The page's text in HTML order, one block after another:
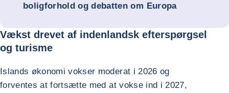
boligforhold og debatten om Europa
Vækst drevet af indenlandsk efterspørgsel
og turisme
Islands økonomi vokser moderat i 2026 og
forventes at fortsætte med at vokse ind i 2027,